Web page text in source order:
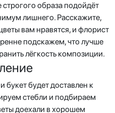
образа подойдёт
лишнего. Расскажите,
вам нравятся, и флорист
подскажем, что лучше
лёгкость композиции.
букет будет доставлен к
стебли и подбираем
доехали в хорошем